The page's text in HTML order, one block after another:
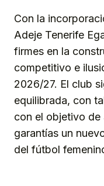
Con la
Adeje Tenerife
firmes en la
competitivo e
2026/27. El club
equilibrada, con
con el objetivo de
garantías un
del fútbol